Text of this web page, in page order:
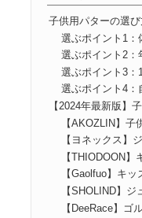
子供用パターの選
選ぶポイント1：
選ぶポイント2：
選ぶポイント3：
選ぶポイント4：
【2024年最新版】
【AKOZLIN】子
【ヨネックス】
【THIODOON】
【Gaolfuo】キ
【SHOLIND】
【DeeRace】ゴ